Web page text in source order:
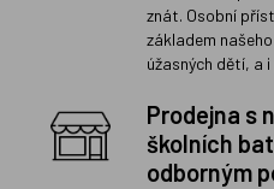
znát. Osobní
základem
úžasných dětí, a
Prodejna s
školních
odborným